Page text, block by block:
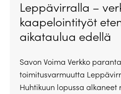
Leppävirralla –
kaapelointityöt
aikataulua edellä
Savon Voima Verkko
toimitusvarmuutta
Huhtikuun lopussa alkaneet